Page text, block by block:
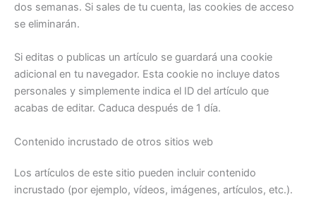
dos semanas. Si sales de tu cuenta, las cookies de acceso
se eliminarán.
Si editas o publicas un artículo se guardará una cookie
adicional en tu navegador. Esta cookie no incluye datos
personales y simplemente indica el ID del artículo que
acabas de editar. Caduca después de 1 día.
Contenido incrustado de otros sitios web
Los artículos de este sitio pueden incluir contenido
incrustado (por ejemplo, vídeos, imágenes, artículos, etc.).